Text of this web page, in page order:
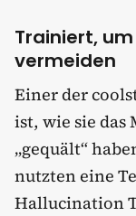
Trainiert,
vermeiden
Einer der
ist, wie sie das
„gequält“
nutzten eine
Hallucination